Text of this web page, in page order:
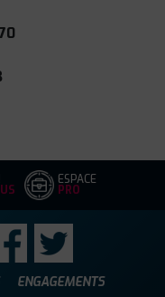
ESPACE
PRO
ENGAGEMENTS